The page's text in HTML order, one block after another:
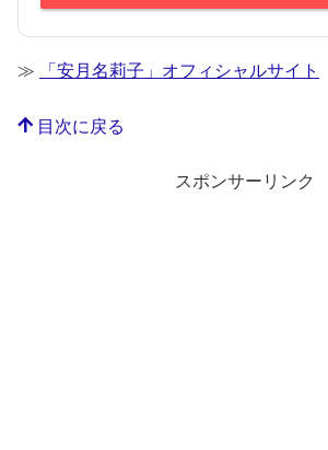
≫ 「安月名莉子」オフィシャルサイト
目次に戻る
スポンサーリンク